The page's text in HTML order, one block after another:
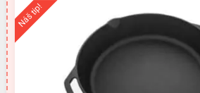
Náš tip!